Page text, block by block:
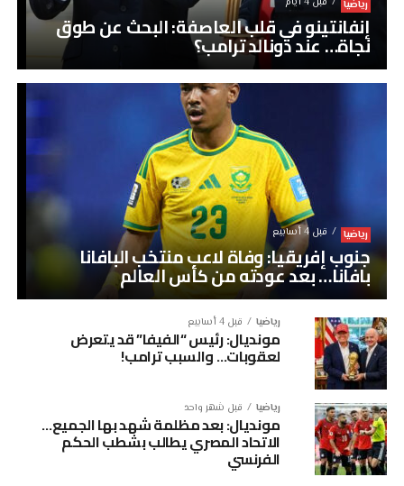
رياضيا
إنفانتينو في قلب العاصفة: البحث عن طوق
نجاة… عند دونالد ترامب؟
رياضيا قبل 4 أسابيع
جنوب إفريقيا: وفاة لاعب منتخب البافانا
بافانا… بعد عودته من كأس العالم
رياضيا قبل 4 أسابيع
مونديال: رئيس “الفيفا” قد يتعرض
لعقوبات… والسبب ترامب!
رياضيا قبل شهر واحد
مونديال: بعد مظلمة شهد بها الجميع…
الاتحاد المصري يطالب بشطب الحكم
الفرنسي